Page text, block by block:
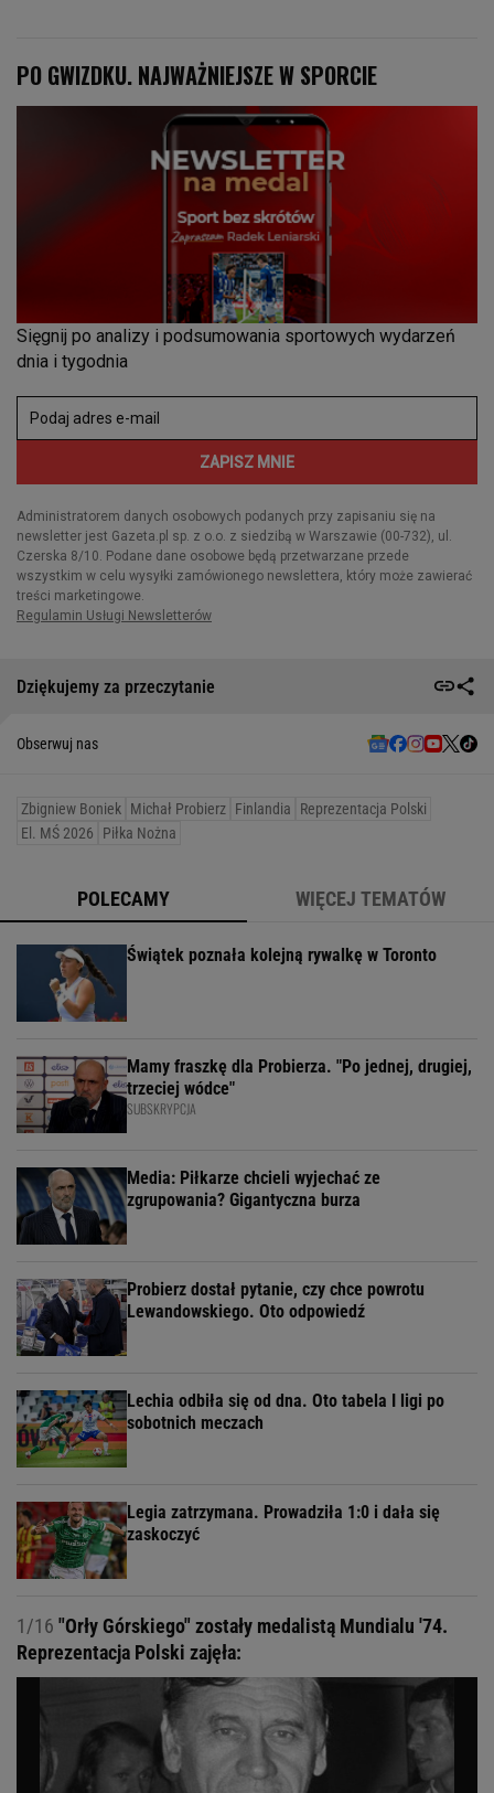
Dziękujemy za przeczytanie
Obserwuj nas
Zbigniew Boniek Michał Probierz Finlandia
Reprezentacja Polski
El. MŚ 2026
Piłka Nożna
POLECAMY WIĘCEJ TEMATÓW
Świątek poznała kolejną rywalkę w Toronto
Mamy fraszkę dla Probierza. "Po jednej, drugiej,
trzeciej wódce"
SUBSKRYPCJA
Media: Piłkarze chcieli wyjechać ze
zgrupowania? Gigantyczna burza
Probierz dostał pytanie, czy chce powrotu
Lewandowskiego. Oto odpowiedź
Lechia odbiła się od dna. Oto tabela I ligi po
sobotnich meczach
Legia zatrzymana. Prowadziła 1:0 i dała się
zaskoczyć
1/16 "Orły Górskiego" zostały medalistą Mundialu '74.
Reprezentacja Polski zajęła: